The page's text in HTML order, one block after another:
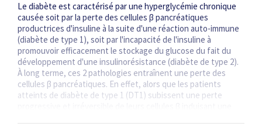
Le diabète est caractérisé par une hyperglycémie chronique
causée soit par la perte des cellules β pancréatiques
productrices d'insuline à la suite d'une réaction auto-immune
(diabète de type 1), soit par l'incapacité de l'insuline à
promouvoir efficacement le stockage du glucose du fait du
développement d'une insulinorésistance (diabète de type 2).
À long terme, ces 2 pathologies entraînent une perte des
cellules β pancréatiques. En effet, alors que les patients
atteints de diabète de type 1 (DT1) subissent une perte